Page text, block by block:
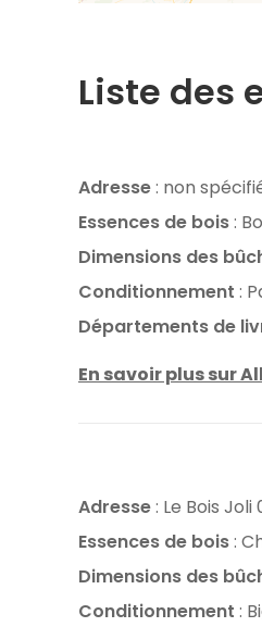
Liste des
Adresse: non
Essences de bois:
Dimensions des
Conditionnement :
Départements de
En savoir plus sur
Adresse: Le Bois
Essences de bois:
Dimensions des
Conditionnement :